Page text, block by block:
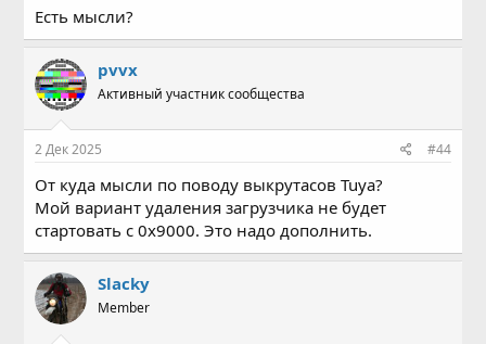
Есть мысли?
pvvx
Активный участник сообщества
2 Дек 2025 #44
От куда мысли по поводу выкрутасов Tuya?
Мой вариант удаления загрузчика не будет
стартовать с 0x9000. Это надо дополнить.
Slacky
Member